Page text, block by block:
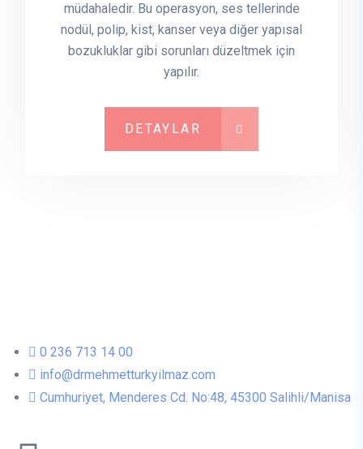
müdahaledir. Bu operasyon, ses tellerinde
nodül, polip, kist, kanser veya diğer yapısal
bozukluklar gibi sorunları düzeltmek için
yapılır.
DETAYLAR
0 236 713 14 00
info@drmehmetturkyilmaz.com
Cumhuriyet, Menderes Cd. No:48, 45300 Salihli/Manisa